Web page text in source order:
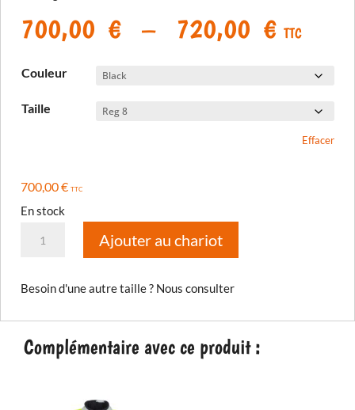
700,00 € – 720,00 € Plage
de
prix :
TTC
Couleur
Taille
Effacer
700,00€ TTC
En stock
Altitude
2026
Ajouter au chariot
Besoin d'une autre taille ? Nous consulter
Complémentaire avec ce produit :